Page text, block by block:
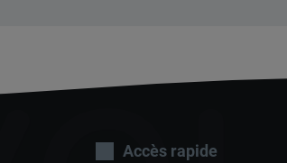
Accès rapide